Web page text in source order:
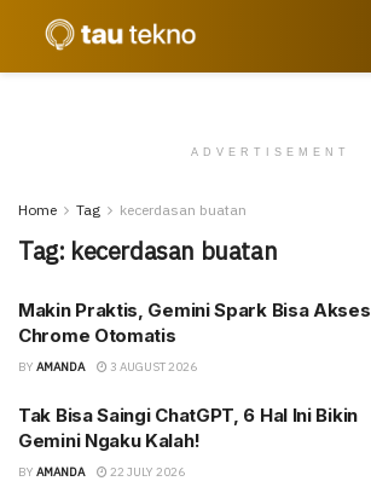
ADVERTISEMENT
Home Tag kecerdasan buatan
Tag: kecerdasan buatan
Makin Praktis, Gemini Spark Bisa Akses
Chrome Otomatis
BY AMANDA 3 AUGUST 2026
Tak Bisa Saingi ChatGPT, 6 Hal Ini Bikin
Gemini Ngaku Kalah!
BY AMANDA 22 JULY 2026